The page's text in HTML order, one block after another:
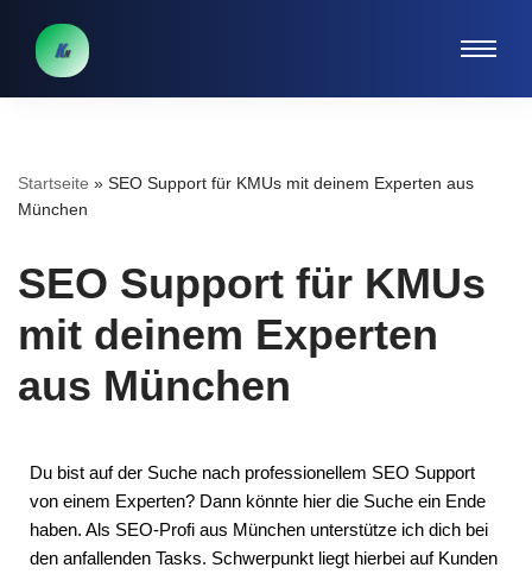
Zum
Startseite » SEO Support für KMUs mit deinem Experten aus
München
SEO Support für KMUs
mit deinem Experten
aus München
Du bist auf der Suche nach professionellem SEO Support
von einem Experten? Dann könnte hier die Suche ein Ende
haben. Als SEO-Profi aus München unterstütze ich dich bei
den anfallenden Tasks. Schwerpunkt liegt hierbei auf Kunden